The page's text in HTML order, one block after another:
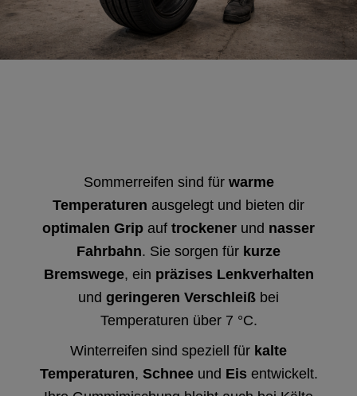
Sommerreifen sind für warme
Temperaturen ausgelegt und bieten dir
optimalen Grip auf trockener und nasser
Fahrbahn. Sie sorgen für kurze
Bremswege, ein präzises Lenkverhalten
und geringeren Verschleiß bei
Temperaturen über 7 °C.
Winterreifen sind speziell für kalte
Temperaturen, Schnee und Eis entwickelt.